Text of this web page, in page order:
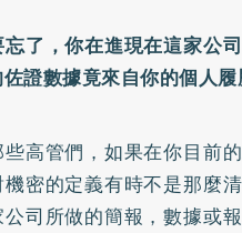
了，你在進現在這家公
證數據竟來自你的個人
高管們，如果在你目前
密的定義有時不是那麼
司所做的簡報，數據或